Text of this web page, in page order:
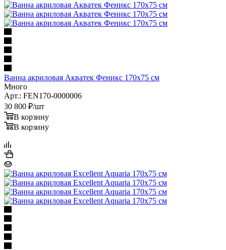
Ванна акриловая Акватек Феникс 170x75 см
Много
Арт.: FEN170-0000006
30 800 ₽/шт
В корзину
В корзину